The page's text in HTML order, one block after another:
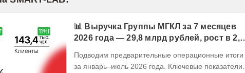
📊 Выручка Группы МГКЛ за 7 месяцев
2026 года — 29,8 млрд рублей, рост в 2,5
Подводим предварительные операционные итоги
за январь–июль 2026 года. Ключевые показатели: